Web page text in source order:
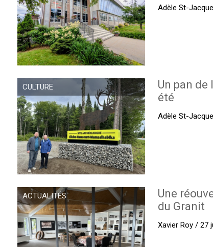
Adèle St-
CULTURE
Un pan
été
Adèle St-
ACTUALITÉS
Une
du Granit
Xavier Roy / 27